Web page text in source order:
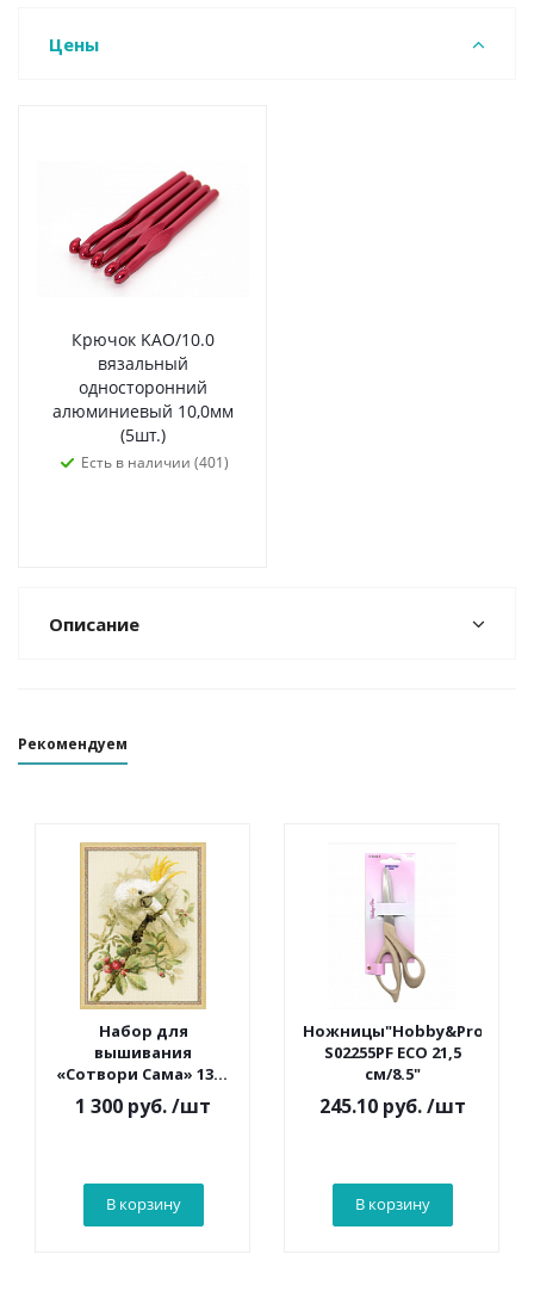
Цены
Крючок KAO/10.0
вязальный
односторонний
алюминиевый 10,0мм
(5шт.)
Есть в наличии (401)
Описание
Рекомендуем
Набор для
вышивания
«Сотвори Сама» 1362
Белый какаду 30*40
см
1 300 руб./шт
В корзину
Ножницы"Hobby&Pro"
S02255PF ECO 21,5
см/8.5"
245.10 руб. /шт
В корзину